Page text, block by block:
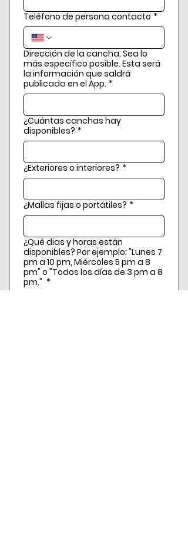
Teléfono de persona contacto *
Dirección de la cancha. Sea lo
más específico posible. Esta será
la información que saldrá
publicada en el App. *
¿Cuántas canchas hay
disponibles? *
¿Exteriores o interiores? *
¿Mallas fijas o portátiles? *
¿Qué dias y horas están
disponibles? Por ejemplo: "Lunes 7
pm a 10 pm, Miércoles 5 pm a 8
pm" o "Todos los días de 3 pm a 8
pm." *